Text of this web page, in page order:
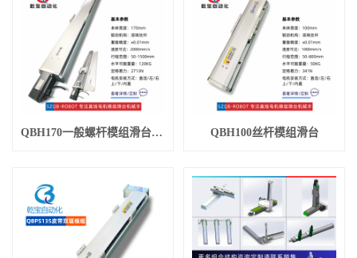
QBH170一般螺杆模组滑台（重荷载） QBH100丝杆模组滑台